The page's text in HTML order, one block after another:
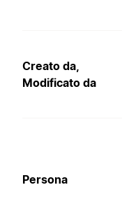
Creato da,
Modificato da
Persona